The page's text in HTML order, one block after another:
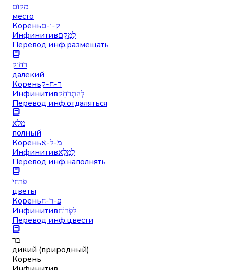
מקום
место
Кореньק-ו-ם
Инфинитивלְמַקֵּם
Перевод инф.размещать
רחוק
далёкий
Кореньר-ח-ק
Инфинитивלְהִתְרַחֵק
Перевод инф.отдаляться
מלא
полный
Кореньמ-ל-א
Инфинитивלְמַלֵּא
Перевод инф.наполнять
פרחי
цветы
Кореньפ-ר-ח
Инфинитивלִפְרוֹחַ
Перевод инф.цвести
בר
дикий (природный)
Корень